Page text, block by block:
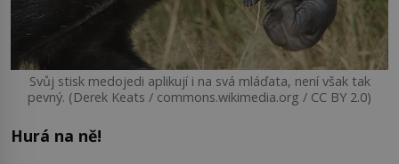
Svůj stisk medojedi aplikují i na svá mláďata, není však tak
pevný. (Derek Keats / commons.wikimedia.org / CC BY 2.0)
Hurá na ně!